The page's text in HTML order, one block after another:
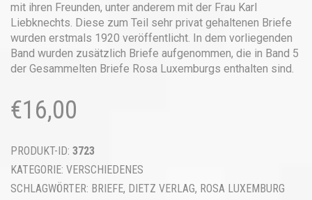
mit ihren Freunden, unter anderem mit der Frau Karl
Liebknechts. Diese zum Teil sehr privat gehaltenen Briefe
wurden erstmals 1920 veröffentlicht. In dem vorliegenden
Band wurden zusätzlich Briefe aufgenommen, die in Band 5
der Gesammelten Briefe Rosa Luxemburgs enthalten sind.
€16,00
PRODUKT-ID: 3723
KATEGORIE: VERSCHIEDENES
SCHLAGWÖRTER: BRIEFE, DIETZ VERLAG, ROSA LUXEMBURG